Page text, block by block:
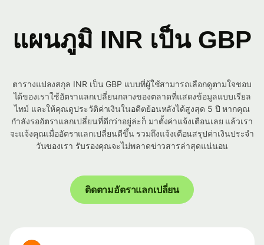
แผนภูมิ INR เป็น GBP
ตารางแปลงสกุล INR เป็น GBP แบบที่ผู้ใช้สามารถเลือกดูตามใจชอบ
ได้ของเราใช้อัตราแลกเปลี่ยนกลางของตลาดที่แสดงข้อมูลแบบเรียล
ไทม์ และให้คุณดูประวัติค่าเงินในอดีตย้อนหลังได้สูงสุด 5 ปี หากคุณ
กำลังรออัตราแลกเปลี่ยนที่ดีกว่าอยู่ล่ะก็ มาตั้งค่าแจ้งเตือนเลย แล้วเรา
จะแจ้งคุณเมื่ออัตราแลกเปลี่ยนดีขึ้น รวมถึงแจ้งเตือนสรุปค่าเงินประจำ
วันของเรา รับรองคุณจะไม่พลาดข่าวสารล่าสุดแน่นอน
ติดตามอัตราแลกเปลี่ยน